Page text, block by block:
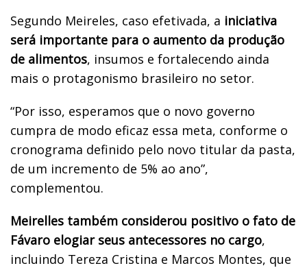
Segundo Meireles, caso efetivada, a iniciativa
será importante para o aumento da produção
de alimentos, insumos e fortalecendo ainda
mais o protagonismo brasileiro no setor.
“Por isso, esperamos que o novo governo
cumpra de modo eficaz essa meta, conforme o
cronograma definido pelo novo titular da pasta,
de um incremento de 5% ao ano”,
complementou.
Meirelles também considerou positivo o fato de
Fávaro elogiar seus antecessores no cargo,
incluindo Tereza Cristina e Marcos Montes, que